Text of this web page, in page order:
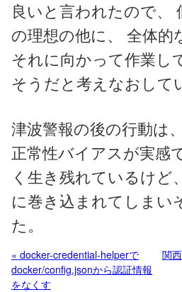
良いと言われたので、
の理想の他に、 全体的
それに向かって作業し
そうだと考えなおして
津波警報の後の行動は
正常性バイアスが実感
く生き残れているけど
に巻き込まれてしまい
た。
« docker-credential-helperで
docker/config.jsonから認証情報
をなくす
関